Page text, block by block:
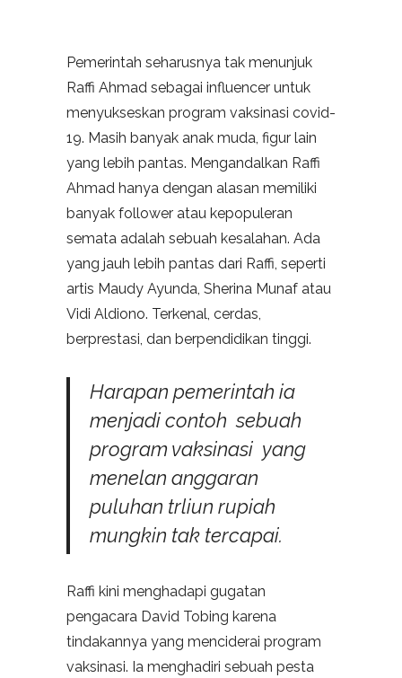
Pemerintah seharusnya tak menunjuk
Raffi Ahmad sebagai influencer untuk
menyukseskan program vaksinasi covid-
19. Masih banyak anak muda, figur lain
yang lebih pantas. Mengandalkan Raffi
Ahmad hanya dengan alasan memiliki
banyak follower atau kepopuleran
semata adalah sebuah kesalahan. Ada
yang jauh lebih pantas dari Raffi, seperti
artis Maudy Ayunda, Sherina Munaf atau
Vidi Aldiono. Terkenal, cerdas,
berprestasi, dan berpendidikan tinggi.
Harapan pemerintah ia
menjadi contoh sebuah
program vaksinasi yang
menelan anggaran
puluhan trliun rupiah
mungkin tak tercapai.
Raffi kini menghadapi gugatan
pengacara David Tobing karena
tindakannya yang menciderai program
vaksinasi. Ia menghadiri sebuah pesta